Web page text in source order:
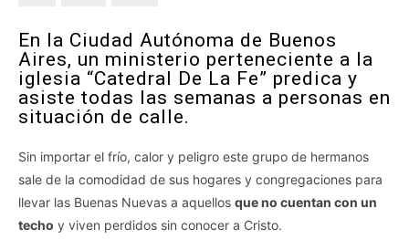
En la Ciudad Autónoma de Buenos
Aires, un ministerio perteneciente a la
iglesia “Catedral De La Fe” predica y
asiste todas las semanas a personas en
situación de calle.
Sin importar el frío, calor y peligro este grupo de hermanos
sale de la comodidad de sus hogares y congregaciones para
llevar las Buenas Nuevas a aquellos que no cuentan con un
techo y viven perdidos sin conocer a Cristo.